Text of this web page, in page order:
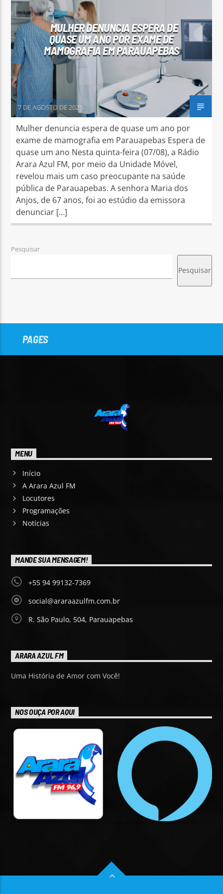
Arara Azul FM
MULHER DENUNCIA ESPERA DE
QUASE UM ANO POR EXAME DE
MAMOGRAFIA EM PARAUAPEBAS
Henrique Gonzaga
7 DE AGOSTO DE 2025
Mulher denuncia espera de quase um ano por
exame de mamografia em Parauapebas Espera de
quase um ano Nesta quinta-feira (07/08), a Rádio
Arara Azul FM, por meio da Unidade Móvel,
revelou mais um caso preocupante na saúde
pública de Parauapebas. A senhora Maria dos
Anjos, de 67 anos, foi ao estúdio da emissora
denunciar […]
Pesquisar
Pesquisar
PAGES
MENU
Início
A Arara Azul FM
Locutores
Programações
Notícias
MANDE SUA MENSAGEM!
+55 94 99132-7369
social@araraazulfm.com.br
R. São Paulo, 504, Parauapebas
ARARA AZUL FM
Uma História de Amor com Você!
NOS OUÇA POR AQUI